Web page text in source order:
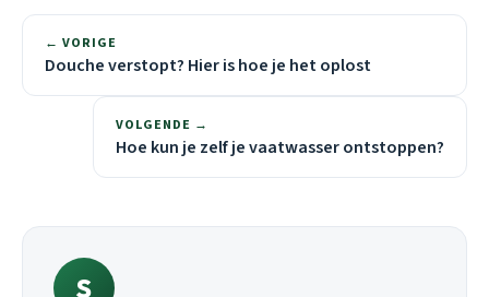
← VORIGE
Douche verstopt? Hier is hoe je het oplost
VOLGENDE →
Hoe kun je zelf je vaatwasser ontstoppen?
S